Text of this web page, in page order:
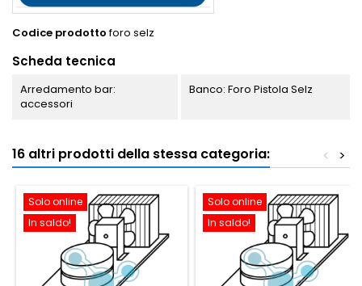
Codice prodotto foro selz
Scheda tecnica
Arredamento bar:
accessori
Banco: Foro Pistola Selz
16 altri prodotti della stessa categoria: >
<
Solo online
In saldo!
Solo online
In saldo!